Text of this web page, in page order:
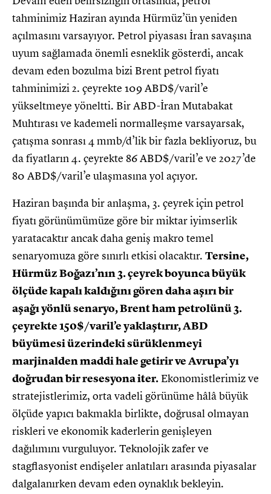
tahminimiz Haziran ayında Hürmüz’ün yeniden
açılmasını varsayıyor. Petrol piyasası İran savaşına
uyum sağlamada önemli esneklik gösterdi, ancak
devam eden bozulma bizi Brent petrol fiyatı
tahminimizi 2. çeyrekte 109 ABD$/varil’e
yükseltmeye yöneltti. Bir ABD-İran Mutabakat
Muhtırası ve kademeli normalleşme varsayarsak,
çatışma sonrası 4 mmb/d’lik bir fazla bekliyoruz, bu
da fiyatların 4. çeyrekte 86 ABD$/varil’e ve 2027’de
80 ABD$/varil’e ulaşmasına yol açıyor.
Haziran başında bir anlaşma, 3. çeyrek için petrol
fiyatı görünümümüze göre bir miktar iyimserlik
yaratacaktır ancak daha geniş makro temel
senaryomuza göre sınırlı etkisi olacaktır. Tersine,
Hürmüz Boğazı’nın 3. çeyrek boyunca büyük
ölçüde kapalı kaldığını gören daha aşırı bir
aşağı yönlü senaryo, Brent ham petrolünü 3.
çeyrekte 150$/varil’e yaklaştırır, ABD
büyümesi üzerindeki sürüklenmeyi
marjinalden maddi hale getirir ve Avrupa’yı
doğrudan bir resesyona iter. Ekonomistlerimiz ve
stratejistlerimiz, orta vadeli görünüme hâlâ büyük
ölçüde yapıcı bakmakla birlikte, doğrusal olmayan
riskleri ve ekonomik kaderlerin genişleyen
dağılımını vurguluyor. Teknolojik zafer ve
stagflasyonist endişeler anlatıları arasında piyasalar
dalgalanırken devam eden oynaklık bekleyin.